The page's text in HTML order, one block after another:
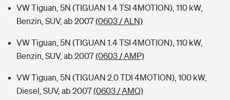
Kinderunfall-Check: Mehr Sicherheit für deine Kids
Typklassen: So ist Ihr Auto eingestuft
VW Tiguan, 5N (TIGUAN 1.4 TSI 4MOTION), 110 kW,
Benzin, SUV, ab 2007(0603 / ALN)
VW Tiguan, 5N (TIGUAN 1.4 TSI 4MOTION), 110 kW,
Benzin, SUV, ab 2007(0603 / AMP)
VW Tiguan, 5N (TIGUAN 2.0 TDI 4MOTION), 100 kW,
Diesel, SUV, ab 2007(0603 / AMQ)